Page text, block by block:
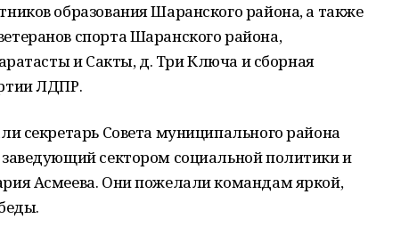
образования Шаранского района, а также
спорта Шаранского района,
и Сакты, д. Три Ключа и сборная
ЛДПР.
секретарь Совета муниципального района
сектором социальной политики и
Асмеева. Они пожелали командам яркой,